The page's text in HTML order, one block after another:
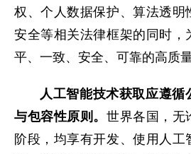
权、个人数据保护、算法透明
安全等相关法律框架的同时，
平、一致、安全、可靠的高质量
人工智能技术获取应遵循
与包容性原则。 世界各国，无
阶段，均享有开发、使用人工